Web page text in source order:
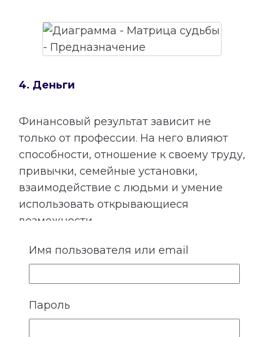
4. Деньги
Финансовый результат зависит не
только от профессии. На него влияют
способности, отношение к своему труду,
привычки, семейные установки,
взаимодействие с людьми и умение
использовать открывающиеся
возможности.
Расшифровка категории «Деньги»
показывает подходящие направления
деятельности, качества, необходимые
для успеха, возможные причины
лишних расходов, внутренние
Имя пользователя или email
Пароль